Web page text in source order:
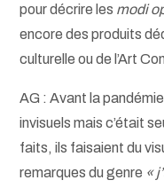
pour décrire les modi
encore des produits
culturelle ou de l’Art
AG : Avant la
invisuels mais c’était
faits, ils faisaient du
remarques du genre «